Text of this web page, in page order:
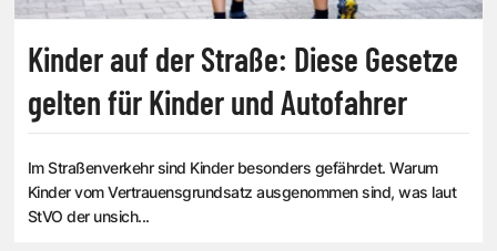
Kinder auf der Straße: Diese Gesetze
gelten für Kinder und Autofahrer
Im Straßenverkehr sind Kinder besonders gefährdet. Warum
Kinder vom Vertrauensgrundsatz ausgenommen sind, was laut
StVO der unsich...